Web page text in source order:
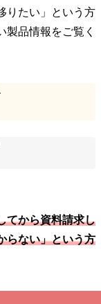
りたい」という方
製品情報をご覧く
てから資料請求し
らない」という方